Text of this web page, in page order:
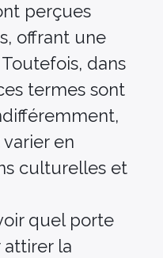
perçues
offrant une
dans
termes sont
en
culturelles et
quel porte
attirer la